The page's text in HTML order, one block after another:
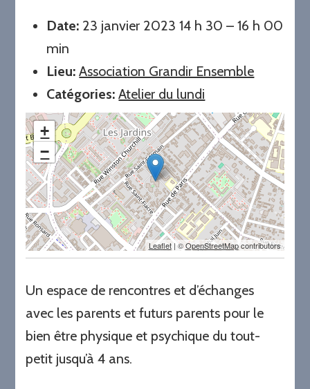
Date: 23 janvier 2023 14 h 30 –16 h 00
min
Lieu: Association Grandir Ensemble
Catégories: Atelier du lundi
+
−
Leaflet| ©OpenStreetMapcontributors
Un espace de rencontres et d’échanges
avec les parents et futurs parents pour le
bien être physique et psychique du tout-
petit jusqu’à 4 ans.